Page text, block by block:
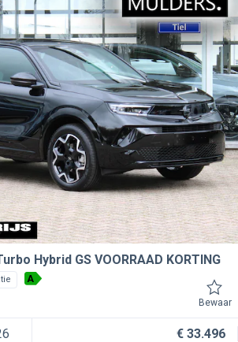
Hybrid GS VOORRAAD KORTING
A
Bewaar
€ 33.496